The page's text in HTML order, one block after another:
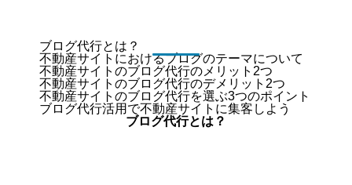
ブログ代行とは？
不動産サイトにおけるブログのテーマについて
不動産サイトのブログ代行のメリット2つ
不動産サイトのブログ代行のデメリット2つ
不動産サイトのブログ代行を選ぶ3つのポイント
ブログ代行活用で不動産サイトに集客しよう
ブログ代行とは？